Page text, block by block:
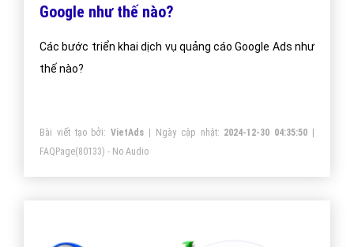
Google như thế nào?
Các bước triển khai dịch vụ quảng cáo Google Ads như
thế nào?
Bài viết tạo bởi:VietAds | Ngày cập nhật: 2024-12-30 04:35:50 |
FAQPage(80133) - No Audio